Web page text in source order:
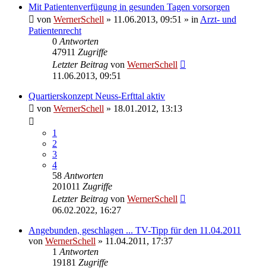
Mit Patientenverfügung in gesunden Tagen vorsorgen
von WernerSchell » 11.06.2013, 09:51 » in Arzt- und
Patientenrecht
0 Antworten
47911 Zugriffe
Letzter Beitrag von WernerSchell
11.06.2013, 09:51
Quartierskonzept Neuss-Erfttal aktiv
von WernerSchell » 18.01.2012, 13:13
1
2
3
4
58 Antworten
201011 Zugriffe
Letzter Beitrag von WernerSchell
06.02.2022, 16:27
Angebunden, geschlagen ... TV-Tipp für den 11.04.2011
von WernerSchell » 11.04.2011, 17:37
1 Antworten
19181 Zugriffe